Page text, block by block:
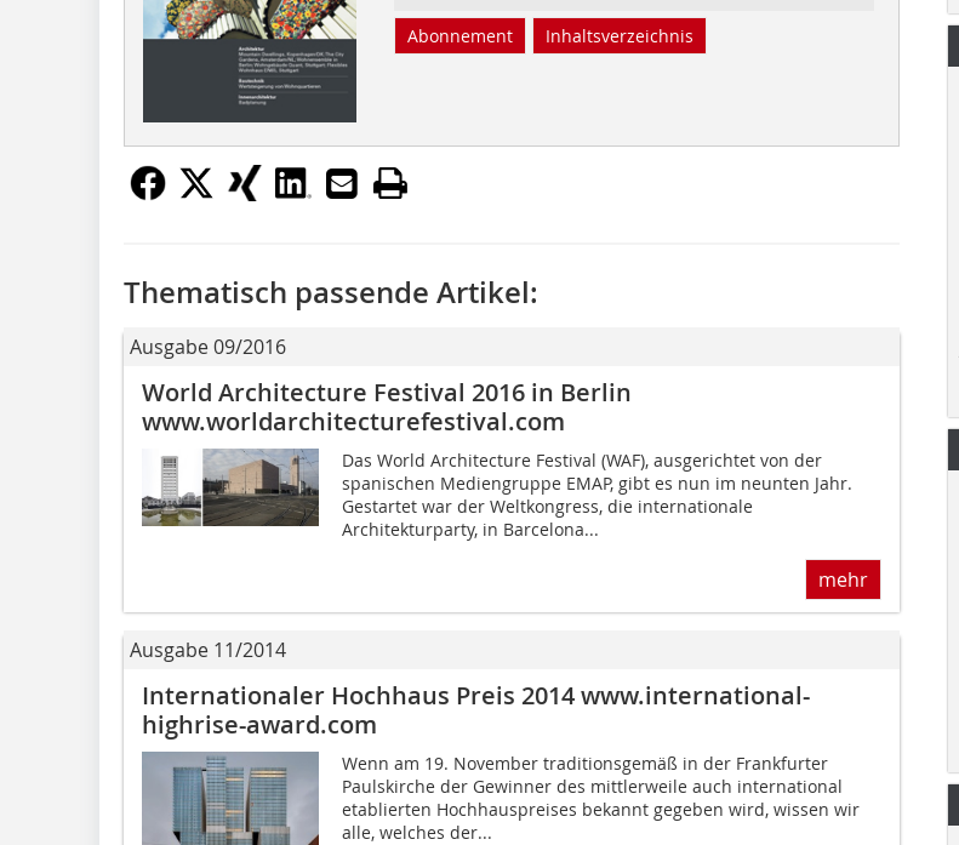
Abonnement Inhaltsverzeichnis
Thematisch passende Artikel:
Ausgabe 09/2016
World Architecture Festival 2016 in Berlin
www.worldarchitecturefestival.com
Das World Architecture Festival (WAF), ausgerichtet von der
spanischen Mediengruppe EMAP, gibt es nun im neunten Jahr.
Gestartet war der Weltkongress, die internationale
Architekturparty, in Barcelona...
mehr
Ausgabe 11/2014
Internationaler Hochhaus Preis 2014 www.international-
highrise-award.com
Wenn am 19. November traditionsgemäß in der Frankfurter
Paulskirche der Gewinner des mittlerweile auch international
etablierten Hochhauspreises bekannt gegeben wird, wissen wir
alle, welches der...